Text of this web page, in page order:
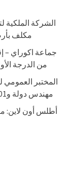
مكلف بأرضية
من الدرجة الأولى.
مهندس دولة و01 تقني عالي. آخر أجل هو 02 يونيو 2023